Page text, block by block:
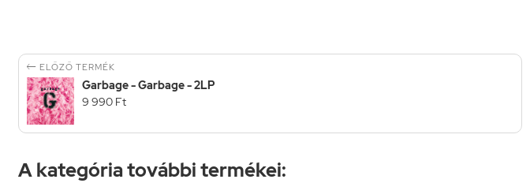
 ELŐZŐ TERMÉK
Garbage - Garbage - 2LP
9 990 Ft
A kategória további termékei: